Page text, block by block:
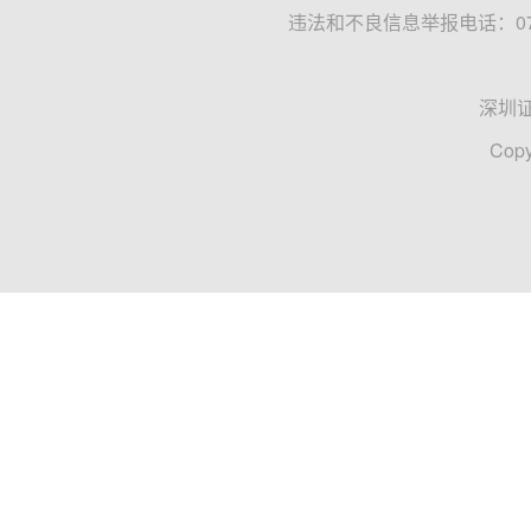
违法和不良信息举报电话：
深圳